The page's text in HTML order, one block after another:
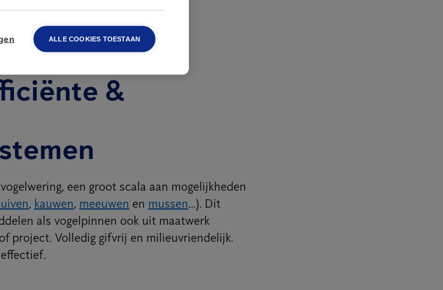
&
een groot scala aan mogelijkheden
, kauwen, meeuwen en mussen...). Dit
als vogelpinnen ook uit maatwerk
project. Volledig gifvrij en milieuvriendelijk.
ALLE COOKIES TOESTAAN